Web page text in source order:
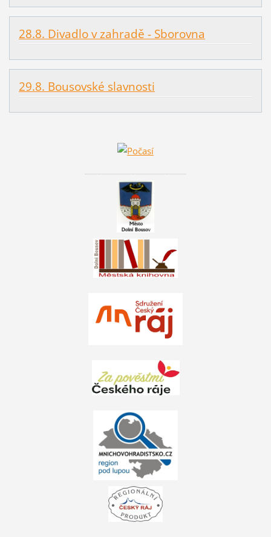
28.8. Divadlo v zahradě - Sborovna
29.8. Bousovské slavnosti